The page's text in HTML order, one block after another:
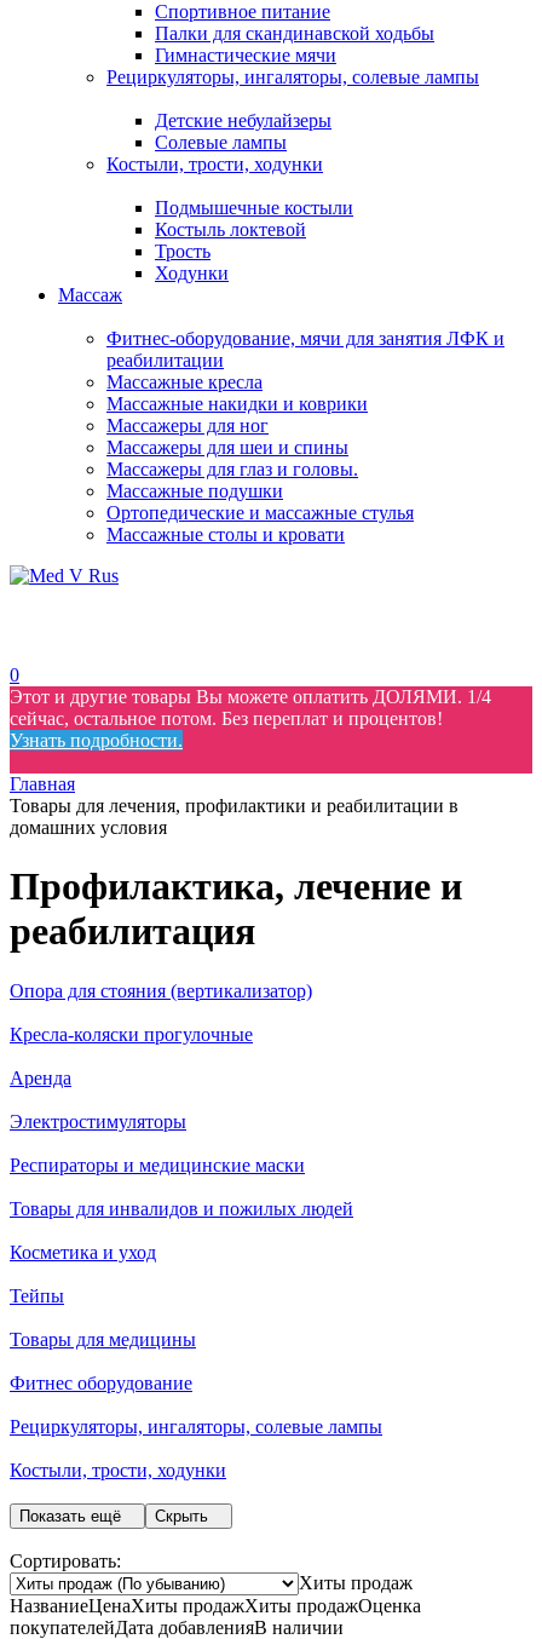
Спортивное питание
Палки для скандинавской ходьбы
Гимнастические мячи
Рециркуляторы, ингаляторы, солевые лампы
Детские небулайзеры
Солевые лампы
Костыли, трости, ходунки
Подмышечные костыли
Костыль локтевой
Трость
Ходунки
Массаж
Фитнес-оборудование, мячи для занятия ЛФК и
реабилитации
Массажные кресла
Массажные накидки и коврики
Массажеры для ног
Массажеры для шеи и спины
Массажеры для глаз и головы.
Массажные подушки
Ортопедические и массажные стулья
Массажные столы и кровати
0
Этот и другие товары Вы можете оплатить ДОЛЯМИ. 1/4
сейчас, остальное потом. Без переплат и процентов!
Узнать подробности.
Главная
Товары для лечения, профилактики и реабилитации в
домашних условия
Профилактика, лечение и
реабилитация
Опора для стояния (вертикализатор)
Кресла-коляски прогулочные
Аренда
Электростимуляторы
Респираторы и медицинские маски
Товары для инвалидов и пожилых людей
Косметика и уход
Тейпы
Товары для медицины
Фитнес оборудование
Рециркуляторы, ингаляторы, солевые лампы
Костыли, трости, ходунки
Показать ещё Скрыть
Сортировать:
Хиты продаж
НазваниеЦенаХиты продажХиты продажОценка
покупателейДата добавленияВ наличии